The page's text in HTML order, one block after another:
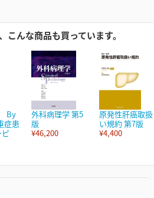
こんな商品も買っています。
By
症患
外科病理学 第5
版
¥46,200
原発性肝癌取扱
い規約 第7版
¥4,400